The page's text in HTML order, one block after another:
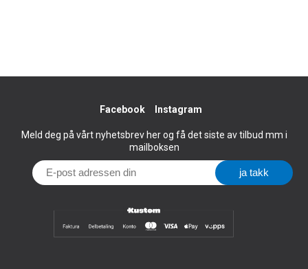
Facebook Instagram
Meld deg på vårt nyhetsbrev her og få det siste av tilbud mm i
mailboksen